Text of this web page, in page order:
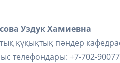
Уздук Хамиевна
құқықтық пәндер
телефондары: +7-702-